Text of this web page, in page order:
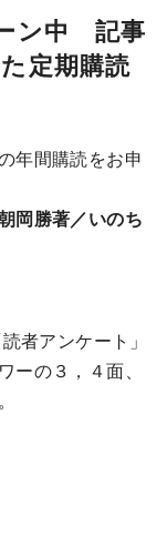
ン中 記事
定期購読
年間購読をお申
岡勝著／いのち
者アンケート」
ーの３，４面、